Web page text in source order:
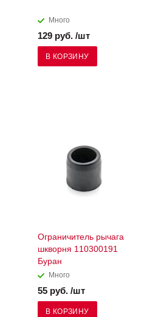
Много
129 руб. /шт
В КОРЗИНУ
Ограничитель рычага
шкворня 110300191
Буран
Много
55 руб. /шт
В КОРЗИНУ